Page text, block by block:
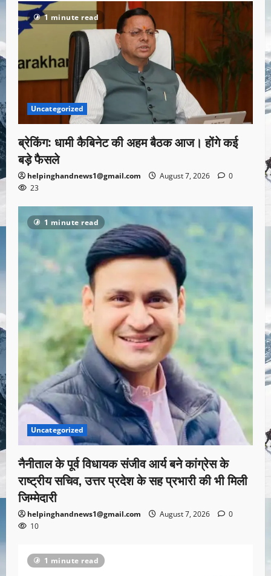
1 minute read
Uncategorized
ब्रेकिंग: धामी कैबिनेट की अहम बैठक आज। होंगे कई
बड़े फैसले
helpinghandnews1@gmail.com August 7, 2026
0
23
1 minute read
Uncategorized
नैनीताल के पूर्व विधायक संजीव आर्य बने कांग्रेस के
राष्ट्रीय सचिव, उत्तर प्रदेश के सह प्रभारी की भी मिली
जिम्मेदारी
helpinghandnews1@gmail.com August 7, 2026
0
10
1 minute read